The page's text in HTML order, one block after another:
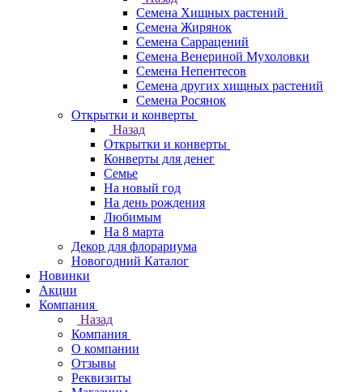
Семена Хищных растений
Семена Жирянок
Семена Саррацений
Семена Венериной Мухоловки
Семена Непентесов
Семена других хищных растений
Семена Росянок
Открытки и конверты
Назад
Открытки и конверты
Конверты для денег
Семье
На новый год
На день рождения
Любимым
На 8 марта
Декор для флорариума
Новогодний Каталог
Новинки
Акции
Компания
Назад
Компания
О компании
Отзывы
Реквизиты